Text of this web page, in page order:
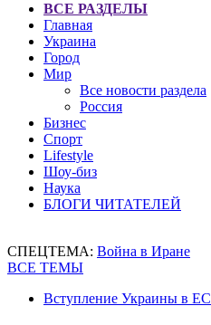
ВСЕ РАЗДЕЛЫ
Главная
Украина
Город
Мир
Все новости раздела
Россия
Бизнес
Спорт
Lifestyle
Шоу-биз
Наука
БЛОГИ ЧИТАТЕЛЕЙ
СПЕЦТЕМА: Война в Иране
ВСЕ ТЕМЫ
Вступление Украины в ЕС